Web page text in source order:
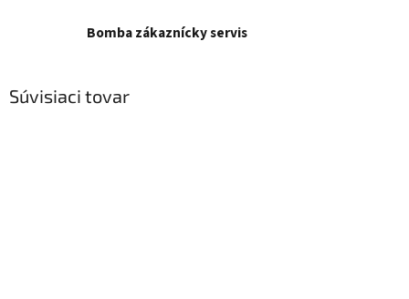
Bomba zákaznícky servis
Súvisiaci tovar